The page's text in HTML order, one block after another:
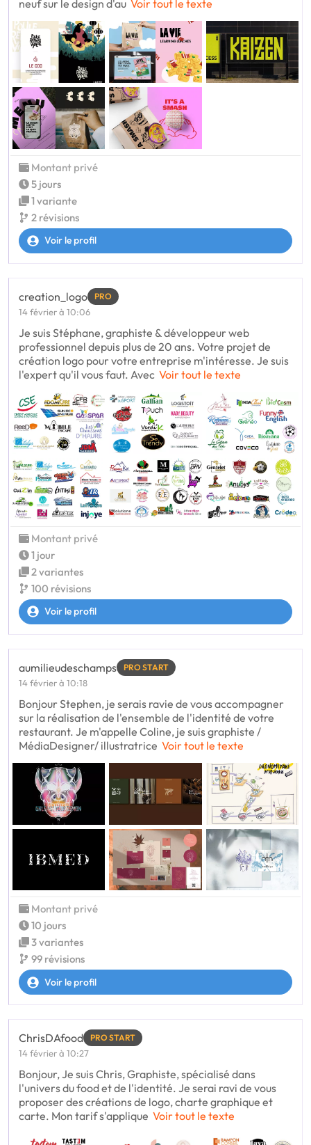
neuf sur le design d'au Voir tout le texte
Montant privé
5 jours
1 variante
2 révisions
Voir le profil
creation_logo PRO
14 février à 10:06
Je suis Stéphane, graphiste & développeur web
professionnel depuis plus de 20 ans. Votre projet de
création logo pour votre entreprise m'intéresse. Je suis
l'expert qu'il vous faut. Avec Voir tout le texte
Montant privé
1 jour
2 variantes
100 révisions
Voir le profil
aumilieudeschamps PRO START
14 février à 10:18
Bonjour Stephen, je serais ravie de vous accompagner
sur la réalisation de l'ensemble de l'identité de votre
restaurant. Je m'appelle Coline, je suis graphiste /
MédiaDesigner/ illustratrice Voir tout le texte
Montant privé
10 jours
3 variantes
99 révisions
Voir le profil
ChrisDAfood PRO START
14 février à 10:27
Bonjour, Je suis Chris, Graphiste, spécialisé dans
l'univers du food et de l'identité. Je serai ravi de vous
proposer des créations de logo, charte graphique et
carte. Mon tarif s'applique Voir tout le texte